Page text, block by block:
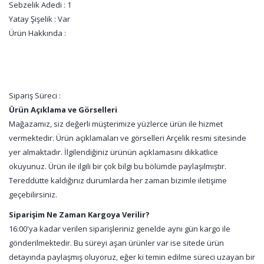
Sebzelik Adedi : 1
Yatay Şişelik : Var
Ürün Hakkında :
Sipariş Süreci :
Ürün Açıklama ve Görselleri
Mağazamız, siz değerli müşterimize yüzlerce ürün ile hizmet
vermektedir. Ürün açıklamaları ve görselleri Arçelik resmi sitesinde
yer almaktadır. İlgilendiğiniz ürünün açıklamasını dikkatlice
okuyunuz. Ürün ile ilgili bir çok bilgi bu bölümde paylaşılmıştır.
Tereddütte kaldığınız durumlarda her zaman bizimle iletişime
geçebilirsiniz.
Siparişim Ne Zaman Kargoya Verilir?
16:00'ya kadar verilen siparişleriniz genelde aynı gün kargo ile
gönderilmektedir. Bu süreyi aşan ürünler var ise sitede ürün
detayında paylaşmış oluyoruz, eğer ki temin edilme süreci uzayan bir